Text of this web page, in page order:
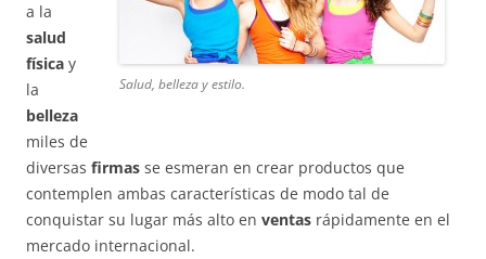
Salud, belleza y estilo.
a la
salud
física y
la
belleza
miles de
diversas firmas se esmeran en crear productos que
contemplen ambas características de modo tal de
conquistar su lugar más alto en ventas rápidamente en el
mercado internacional.